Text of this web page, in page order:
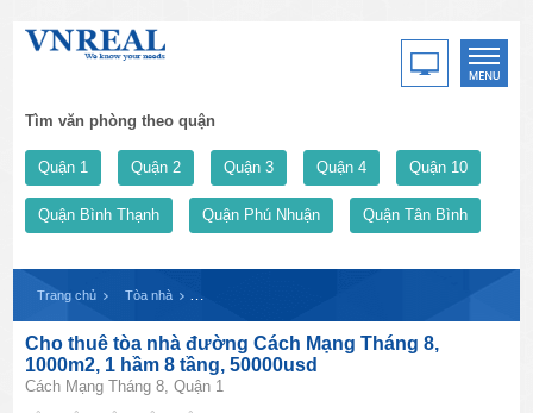
Tìm văn phòng theo quận
Quận 1 Quận 2 Quận 3 Quận 4 Quận 10
Quận Bình Thạnh Quận Phú Nhuận Quận Tân Bình
Trang chủ Tòa nhà
Cho thuê tòa nhà đường Cách Mạng Tháng 8,
1000m2, 1 hầm 8 tầng, 50000usd
Cách Mạng Tháng 8, Quận 1